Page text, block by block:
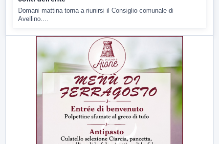
Domani mattina torna a riunirsi il Consiglio comunale di
Avellino....